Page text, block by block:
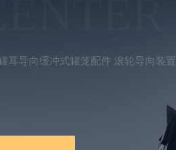
耳导向缓冲式罐笼配件 滚轮导向装置